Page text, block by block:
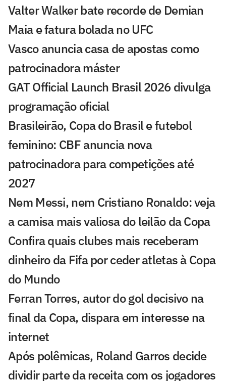
Valter Walker bate recorde de Demian
Maia e fatura bolada no UFC
Vasco anuncia casa de apostas como
patrocinadora máster
GAT Official Launch Brasil 2026 divulga
programação oficial
Brasileirão, Copa do Brasil e futebol
feminino: CBF anuncia nova
patrocinadora para competições até
2027
Nem Messi, nem Cristiano Ronaldo: veja
a camisa mais valiosa do leilão da Copa
Confira quais clubes mais receberam
dinheiro da Fifa por ceder atletas à Copa
do Mundo
Ferran Torres, autor do gol decisivo na
final da Copa, dispara em interesse na
internet
Após polêmicas, Roland Garros decide
dividir parte da receita com os jogadores